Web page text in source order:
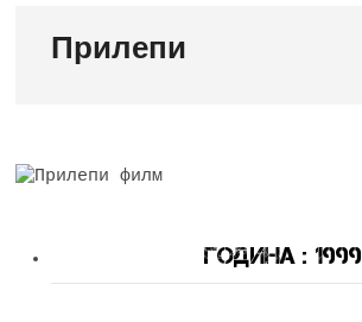
Прилепи
Година : 1999